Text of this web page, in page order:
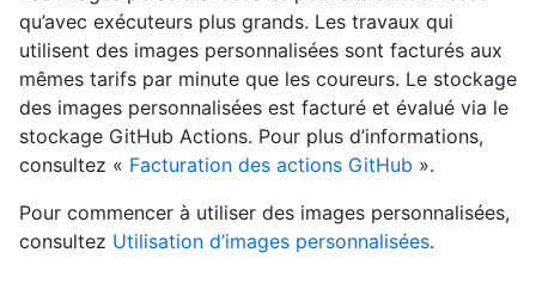
qu’avec exécuteurs plus grands. Les travaux qui
utilisent des images personnalisées sont facturés aux
mêmes tarifs par minute que les coureurs. Le stockage
des images personnalisées est facturé et évalué via le
stockage GitHub Actions. Pour plus d’informations,
consultez « Facturation des actions GitHub ».
Pour commencer à utiliser des images personnalisées,
consultez Utilisation d’images personnalisées.